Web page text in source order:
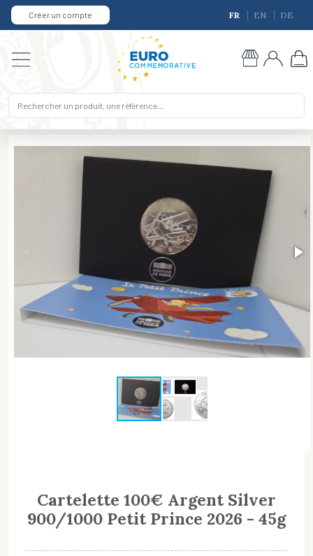
Créer un compte FR EN DE
Cartelette 100€ Argent Silver
900/1000 Petit Prince 2026 - 45g